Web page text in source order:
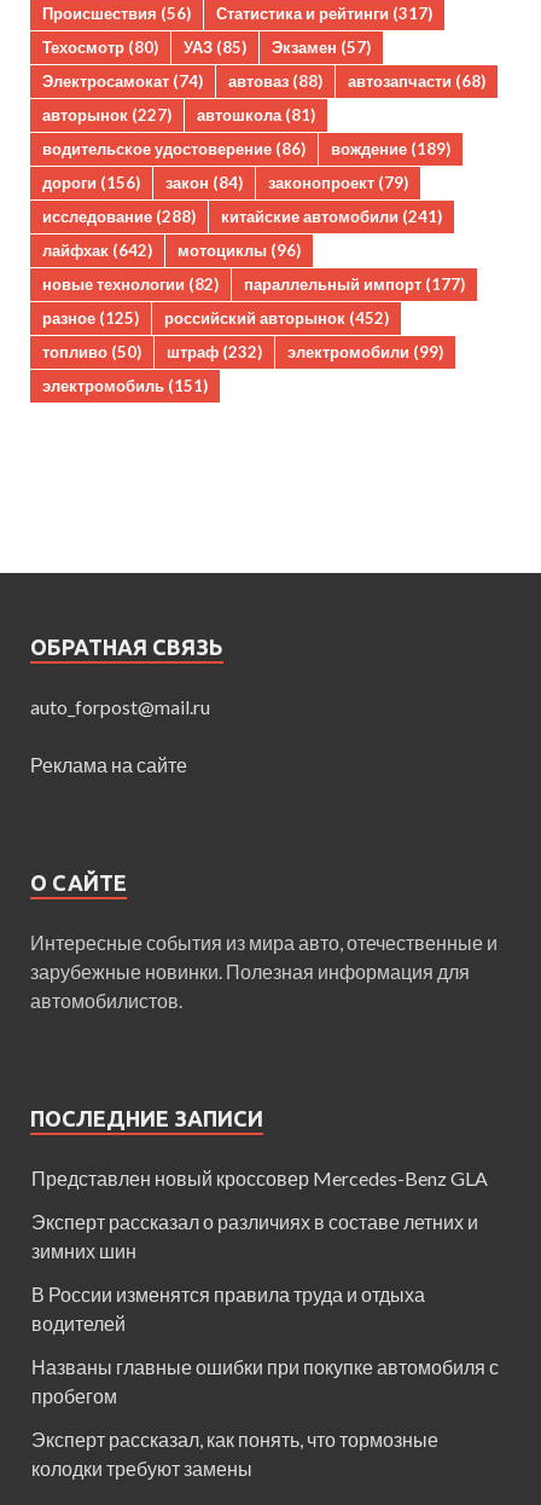
Происшествия (56) Статистика и рейтинги (317)
Техосмотр (80) УАЗ (85) Экзамен (57)
Электросамокат (74) автоваз (88) автозапчасти (68)
авторынок (227) автошкола(81)
водительское удостоверение (86) вождение (189)
дороги (156) закон (84) законопроект (79)
исследование (288) китайские автомобили (241)
лайфхак (642) мотоциклы (96)
новые технологии (82) параллельный импорт (177)
разное (125) российский авторынок (452)
топливо (50) штраф (232) электромобили (99)
электромобиль (151)
ОБРАТНАЯ СВЯЗЬ
auto_forpost@mail.ru
Реклама на сайте
О САЙТЕ
Интересные события из мира авто, отечественные и
зарубежные новинки. Полезная информация для
автомобилистов.
ПОСЛЕДНИЕ ЗАПИСИ
Представлен новый кроссовер Mercedes-Benz GLA
Эксперт рассказал о различиях в составе летних и
зимних шин
В России изменятся правила труда и отдыха
водителей
Названы главные ошибки при покупке автомобиля с
пробегом
Эксперт рассказал, как понять, что тормозные
колодки требуют замены